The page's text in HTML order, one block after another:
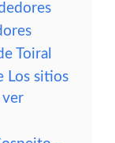
Toiral
Los sitios
ver